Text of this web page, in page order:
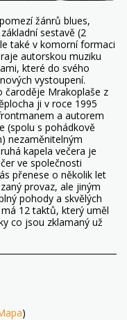
žánrů blues,
sestavě (2
také v komorní formaci
autorskou muziku
které do svého
vystoupení.
čaroděje Mrakoplaše z
ji v roce 1995
a autorem
(spolu s pohádkově
nezaměnitelným
kapela večera je
ve společnosti
přenese o několik let
provaz, ale jiným
pohody a skvělých
12 taktů, který uměl
co jsou zklamaný už
)